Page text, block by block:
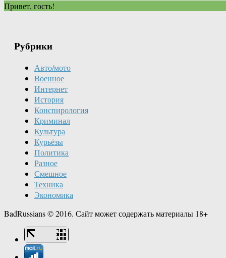
Привет, гость!
Рубрики
Авто/мото
Военное
Интернет
История
Конспирология
Криминал
Культура
Курьёзы
Политика
Разное
Смешное
Техника
Экономика
BadRussians © 2016. Сайт может содержать материалы 18+